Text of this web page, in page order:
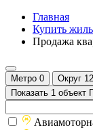
Главная
Купить
Продажа
Метро 0 Округ 12
Показать 1 объект